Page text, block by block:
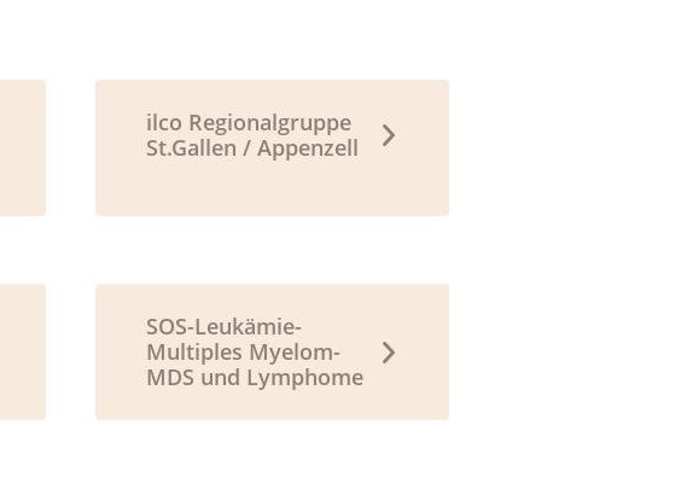
ilco Regionalgruppe
St.Gallen / Appenzell
SOS-Leukämie-
Multiples Myelom-
MDS und Lymphome